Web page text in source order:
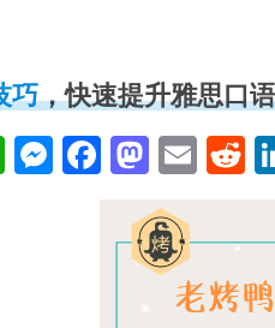
巧，快速提升雅思口
WhatsApp
Messenger
Facebook